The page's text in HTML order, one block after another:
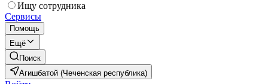
Ищу сотрудника
Сервисы
Помощь
Ещё
Поиск
Агишбатой (Чеченская республика)